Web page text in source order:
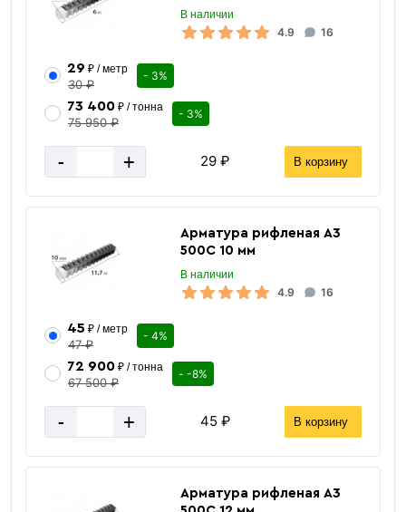
В наличии
4.9 16
29 ₽ / метр
30 ₽
- 3%
73 400₽ / тонна
75 950 ₽
- 3%
- + 29 ₽ В корзину
Арматура рифленая А3
500С 10 мм
В наличии
4.9 16
45 ₽ / метр
47 ₽
- 4%
72 900₽ / тонна
67 500 ₽
- -8%
- + 45 ₽ В корзину
Арматура рифленая А3
Вес одной штуки (0.25 м)